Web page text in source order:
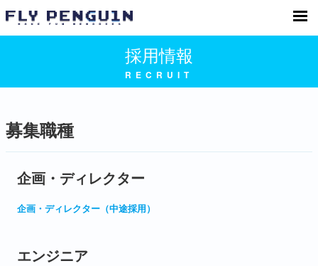
株式会社フライペンギン「Make Fun
Memories.」
採用情報
RECRUIT
募集職種
企画・ディレクター
企画・ディレクター（中途採用）
エンジニア